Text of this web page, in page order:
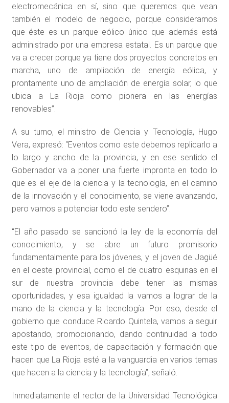
electromecánica en sí, sino que queremos que vean
también el modelo de negocio, porque consideramos
que éste es un parque eólico único que además está
administrado por una empresa estatal. Es un parque que
va a crecer porque ya tiene dos proyectos concretos en
marcha, uno de ampliación de energía eólica, y
prontamente uno de ampliación de energía solar, lo que
ubica a La Rioja como pionera en las energías
renovables”.
A su turno, el ministro de Ciencia y Tecnología, Hugo
Vera, expresó: “Eventos como este debemos replicarlo a
lo largo y ancho de la provincia, y en ese sentido el
Gobernador va a poner una fuerte impronta en todo lo
que es el eje de la ciencia y la tecnología, en el camino
de la innovación y el conocimiento, se viene avanzando,
pero vamos a potenciar todo este sendero”.
“El año pasado se sancionó la ley de la economía del
conocimiento, y se abre un futuro promisorio
fundamentalmente para los jóvenes, y el joven de Jagüé
en el oeste provincial, como el de cuatro esquinas en el
sur de nuestra provincia debe tener las mismas
oportunidades, y esa igualdad la vamos a lograr de la
mano de la ciencia y la tecnología. Por eso, desde el
gobierno que conduce Ricardo Quintela, vamos a seguir
apostando, promocionando, dando continuidad a todo
este tipo de eventos, de capacitación y formación que
hacen que La Rioja esté a la vanguardia en varios temas
que hacen a la ciencia y la tecnología”, señaló.
Inmediatamente el rector de la Universidad Tecnológica